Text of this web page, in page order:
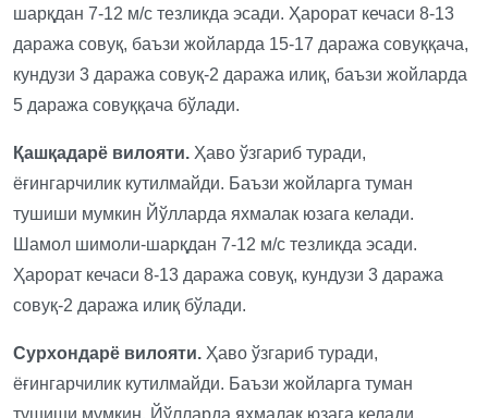
шарқдан 7-12 м/с тезликда эсади. Ҳарорат кечаси 8-13
даража совуқ, баъзи жойларда 15-17 даража совуққача,
кундузи 3 даража совуқ-2 даража илиқ, баъзи жойларда
5 даража совуққача бўлади.
Қашқадарё вилояти. Ҳаво ўзгариб туради,
ёғингарчилик кутилмайди. Баъзи жойларга туман
тушиши мумкин Йўлларда яхмалак юзага келади.
Шамол шимоли-шарқдан 7-12 м/с тезликда эсади.
Ҳарорат кечаси 8-13 даража совуқ, кундузи 3 даража
совуқ-2 даража илиқ бўлади.
Сурхондарё вилояти. Ҳаво ўзгариб туради,
ёғингарчилик кутилмайди. Баъзи жойларга туман
тушиши мумкин. Йўлларда яхмалак юзага келади.